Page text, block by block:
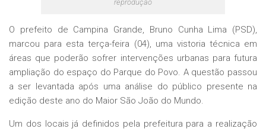
reprodução
O prefeito de Campina Grande, Bruno Cunha Lima (PSD),
marcou para esta terça-feira (04), uma vistoria técnica em
áreas que poderão sofrer intervenções urbanas para futura
ampliação do espaço do Parque do Povo. A questão passou
a ser levantada após uma análise do público presente na
edição deste ano do Maior São João do Mundo.
Um dos locais já definidos pela prefeitura para a realização